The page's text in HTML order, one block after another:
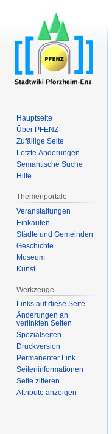
Hauptseite
Über PFENZ
Zufällige Seite
Letzte Änderungen
Semantische Suche
Hilfe
Themenportale
Veranstaltungen
Einkaufen
Städte und Gemeinden
Geschichte
Museum
Kunst
Werkzeuge
Links auf diese Seite
Änderungen an
verlinkten Seiten
Spezialseiten
Druckversion
Permanenter Link
Seiten­­informationen
Seite zitieren
Attribute anzeigen